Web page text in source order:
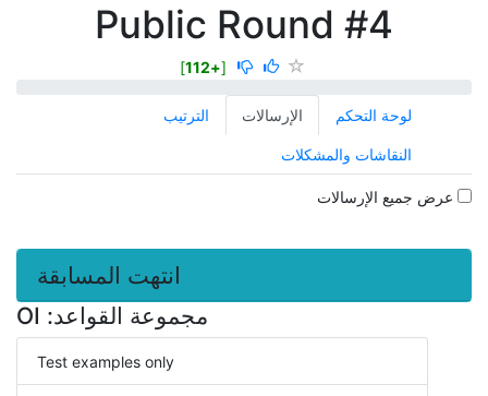
Public Round #4
[
+112
]
لوحة التحكم الإرسالات الترتيب
النقاشات والمشكلات
عرض جميع الإرسالات
انتهت المسابقة
مجموعة القواعد: OI
Test examples only